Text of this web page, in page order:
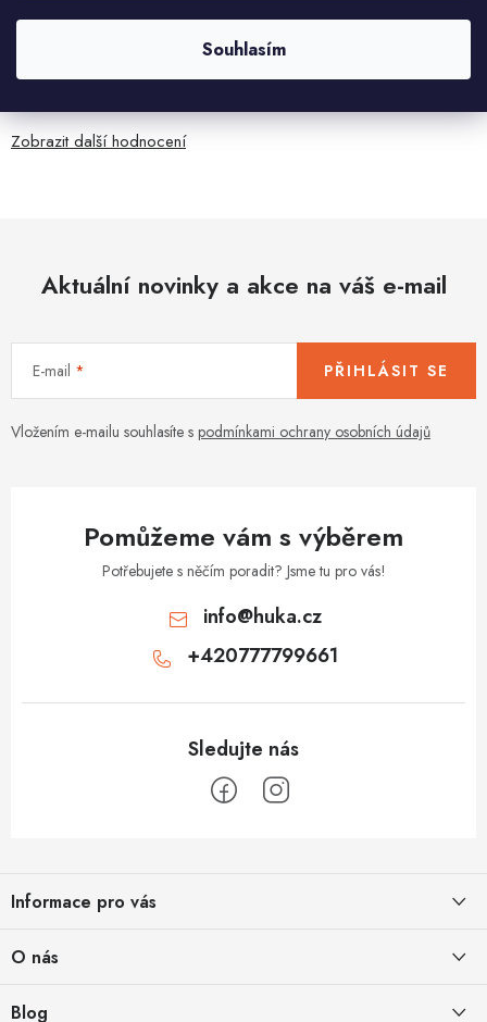
Souhlasím
Jaroslav Kováč
Zobrazit další hodnocení
Aktuální novinky a akce na váš e-mail
E-mail
Vložením e-mailu souhlasíte s podmínkami ochrany osobních údajů
PŘIHLÁSIT SE
Pomůžeme vám s výběrem
Potřebujete s něčím poradit? Jsme tu pro vás!
info@huka.cz
+420777799661
pInformace pro vás
O nás
Blog